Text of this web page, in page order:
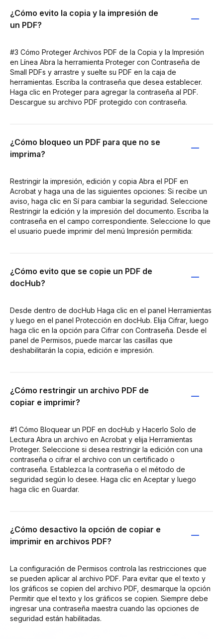
¿Cómo evito la copia y la impresión de
un PDF?
#3 Cómo Proteger Archivos PDF de la Copia y la Impresión
en Línea Abra la herramienta Proteger con Contraseña de
Small PDFs y arrastre y suelte su PDF en la caja de
herramientas. Escriba la contraseña que desea establecer.
Haga clic en Proteger para agregar la contraseña al PDF.
Descargue su archivo PDF protegido con contraseña.
¿Cómo bloqueo un PDF para que no se
imprima?
Restringir la impresión, edición y copia Abra el PDF en
Acrobat y haga una de las siguientes opciones: Si recibe un
aviso, haga clic en Sí para cambiar la seguridad. Seleccione
Restringir la edición y la impresión del documento. Escriba la
contraseña en el campo correspondiente. Seleccione lo que
el usuario puede imprimir del menú Impresión permitida:
¿Cómo evito que se copie un PDF de
docHub?
Desde dentro de docHub Haga clic en el panel Herramientas
y luego en el panel Protección en docHub. Elija Cifrar, luego
haga clic en la opción para Cifrar con Contraseña. Desde el
panel de Permisos, puede marcar las casillas que
deshabilitarán la copia, edición e impresión.
¿Cómo restringir un archivo PDF de
copiar e imprimir?
#1 Cómo Bloquear un PDF en docHub y Hacerlo Solo de
Lectura Abra un archivo en Acrobat y elija Herramientas
Proteger. Seleccione si desea restringir la edición con una
contraseña o cifrar el archivo con un certificado o
contraseña. Establezca la contraseña o el método de
seguridad según lo desee. Haga clic en Aceptar y luego
haga clic en Guardar.
¿Cómo desactivo la opción de copiar e
imprimir en archivos PDF?
La configuración de Permisos controla las restricciones que
se pueden aplicar al archivo PDF. Para evitar que el texto y
los gráficos se copien del archivo PDF, desmarque la opción
Permitir que el texto y los gráficos se copien. Siempre debe
ingresar una contraseña maestra cuando las opciones de
seguridad están habilitadas.